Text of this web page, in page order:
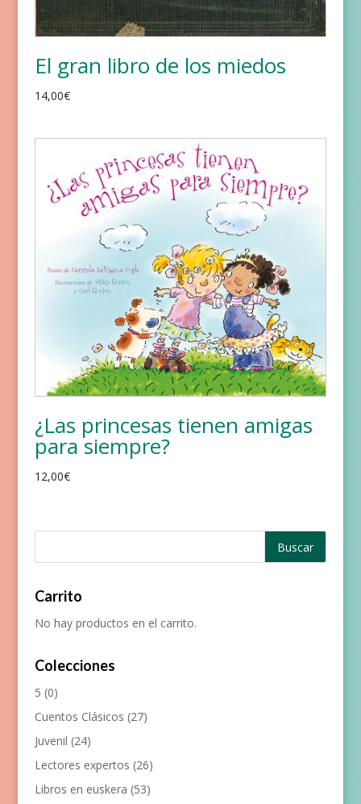
El gran libro de los miedos
14,00€
¿Las princesas tienen amigas
para siempre?
12,00€
Carrito
No hay productos en el carrito.
Colecciones
5 (0)
Cuentos Clásicos (27)
Juvenil (24)
Lectores expertos (26)
Libros en euskera (53)